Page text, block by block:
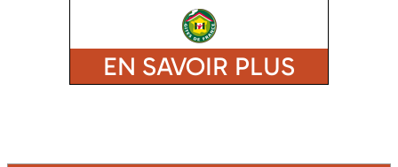
EN SAVOIR PLUS